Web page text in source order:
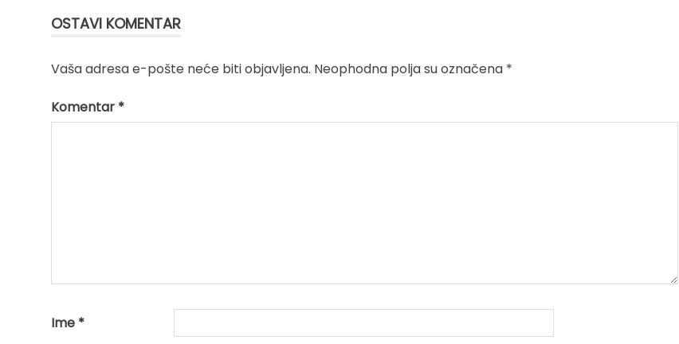
OSTAVI KOMENTAR
Vaša adresa e-pošte neće biti objavljena. Neophodna polja su označena *
Komentar *
Ime *